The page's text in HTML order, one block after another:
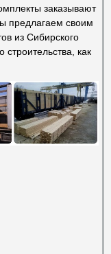
заказывают
предлагаем своим
из Сибирского
как